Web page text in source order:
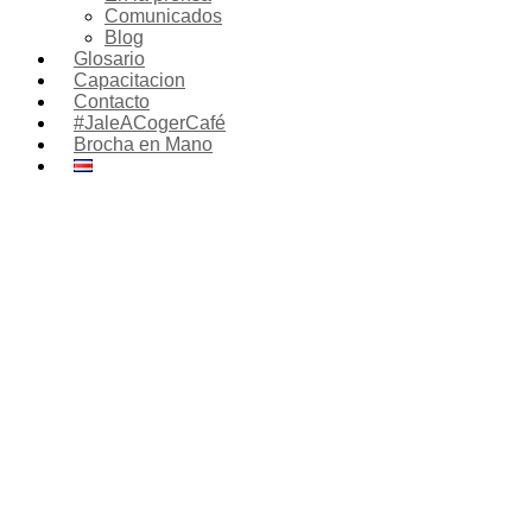
Comunicados
Blog
Glosario
Capacitacion
Contacto
#JaleACogerCafé
Brocha en Mano